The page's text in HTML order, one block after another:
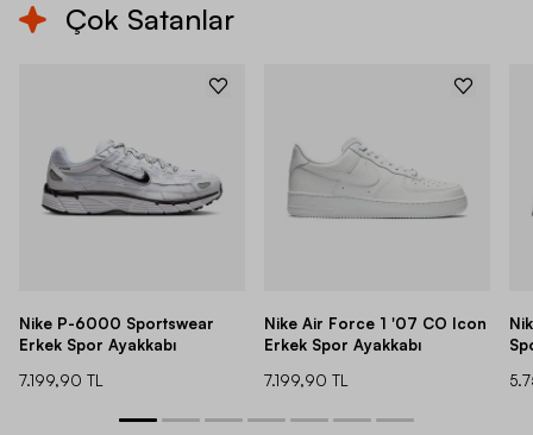
Çok Satanlar
Nike P-6000 Sportswear
Erkek Spor Ayakkabı
7.199,90 TL
Nike Air Force 1 '07 CO Icon
Erkek Spor Ayakkabı
7.199,90 TL